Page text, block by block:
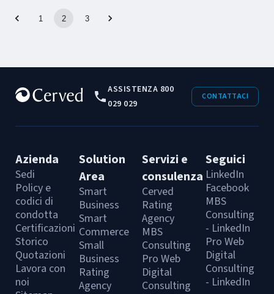
28 MARZO 2023
tue campagne Adv con ChatGPT
Conosci le opportunità (e minacce) derivanti
dall’uso di ChatGPT nel mondo dell’Online
Advertising. Guarda gratuitamente il webinar!
1 2 3
ASSISTENZA 800
029 029
CONTATTACI
Azienda
Sedi
Policy e
codici di
condotta
Certificazioni
Storico
Quotazioni
Lavora con
noi
Solution
Area
Smart
Business
Smart
Commerce
Small
Business
Rating
Agency
Servizi e
consulenza
Cerved
Rating
Agency
MBS
Consulting
Pro Web
Digital
Consulting
Seguici
LinkedIn
Facebook
MBS
Consulting
- LinkedIn
Pro Web
Digital
Consulting
- LinkedIn